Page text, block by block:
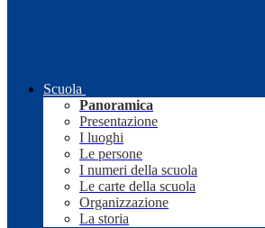
Scuola
Panoramica
Presentazione
I luoghi
Le persone
I numeri della scuola
Le carte della scuola
Organizzazione
La storia